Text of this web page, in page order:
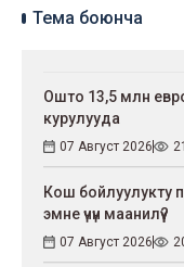
Тема боюнча
Ошто 13,5 млн
курулууда
07 Август 2026
Кош бойлуулукту
эмне үчүн маанилүү?
07 Август 2026